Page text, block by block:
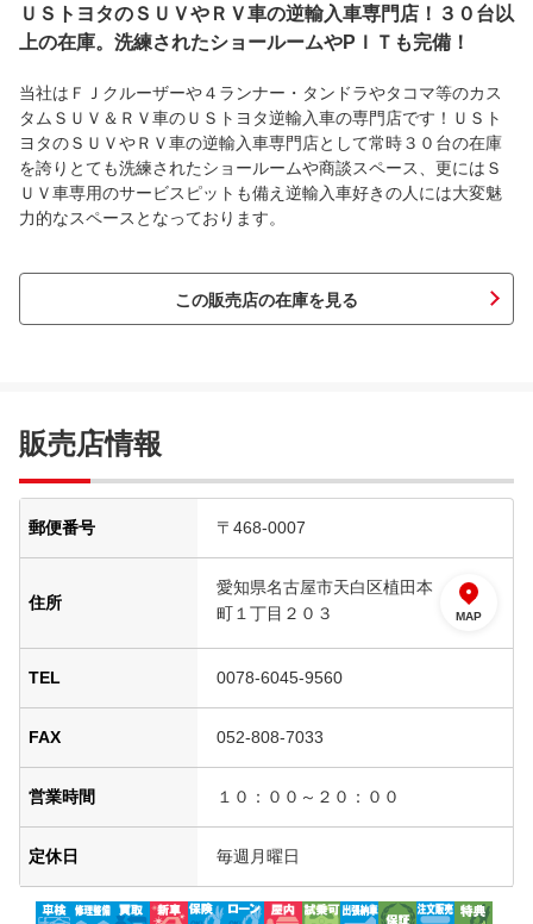
ＵＳトヨタのＳＵＶやＲＶ車の逆輸入車専門店！３０台以
上の在庫。洗練されたショールームやPＩＴも完備！
当社はＦＪクルーザーや４ランナー・タンドラやタコマ等のカス
タムＳＵＶ＆ＲＶ車のＵＳトヨタ逆輸入車の専門店です！ＵＳト
ヨタのＳＵＶやＲＶ車の逆輸入車専門店として常時３０台の在庫
を誇りとても洗練されたショールームや商談スペース、更にはＳ
ＵＶ車専用のサービスピットも備え逆輸入車好きの人には大変魅
力的なスペースとなっております。
この販売店の在庫を見る
販売店情報
郵便番号 〒468-0007
住所
愛知県名古屋市天白区植田本
町１丁目２０３
MAP
TEL 0078-6045-9560
FAX 052-808-7033
営業時間 １０：００～２０：００
定休日 毎週月曜日